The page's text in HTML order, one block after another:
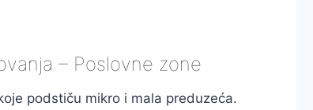
– Poslovne zone
podstiču mikro i mala preduzeća.